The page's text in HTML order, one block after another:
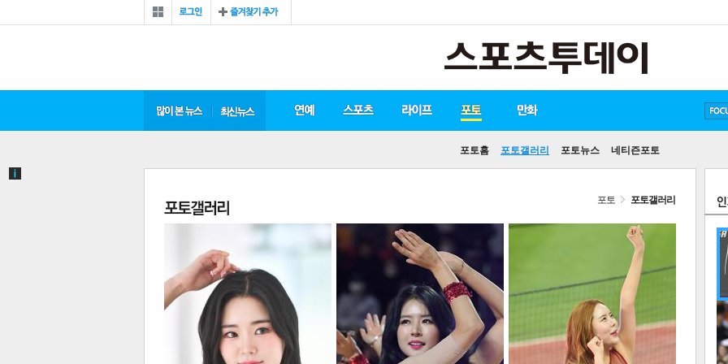
포토홈 포토갤러리 포토뉴스 네티즌포토
방탄소년단
손흥민
포토 포토갤러리